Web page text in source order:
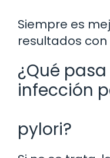
Siempre es
resultados
¿Qué
infección
pylori?